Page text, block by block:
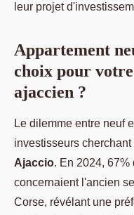
leur projet
Appartement
choix pour
ajaccien ?
Le dilemme entre neuf
investisseurs cherchant
Ajaccio. En 2024,
concernaient l'ancien
Corse, révélant une